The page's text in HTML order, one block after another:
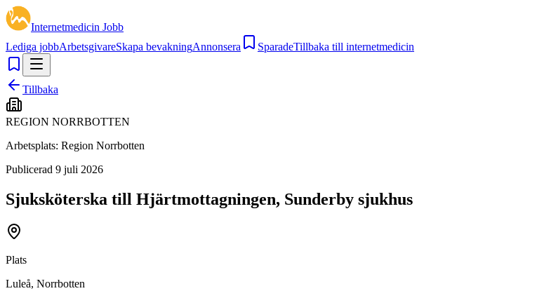
Internetmedicin Jobb
Lediga jobbArbetsgivareSkapa bevakningAnnonsera SparadeTillbaka till internetmedicin
Tillbaka
REGION NORRBOTTEN
Arbetsplats: Region Norrbotten
Publicerad 9 juli 2026
Sjuksköterska till Hjärtmottagningen, Sunderby sjukhus
Plats
Luleå, Norrbotten